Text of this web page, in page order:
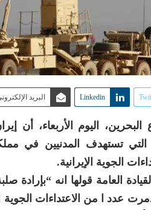
Linkedin البريد
البحرين، اليوم الأربعاء، أن
التي تستهدف المدنيين في
الجوية الإيرانية.
العامة قولها انه
عدد ا من الاعتداءات الجوية